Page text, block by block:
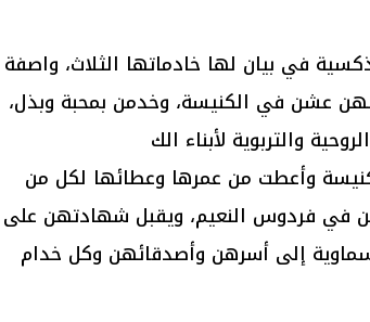
في بيان لها خادماتها الثلاث، واصفة
عشن في الكنيسة، وخدمن بمحبة وبذل،
والتربوية لأبناء الك
وأعطت من عمرها وعطائها لكل من
في فردوس النعيم، ويقبل شهادتهن على
إلى أسرهن وأصدقائهن وكل خدام